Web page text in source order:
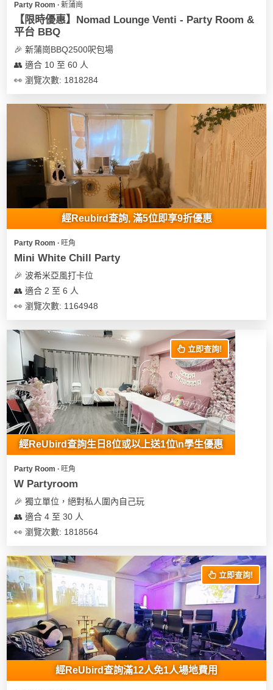
Party Room ∙ 新蒲崗
【限時優惠】Nomad Lounge Venti - Party Room &
平台 BBQ
🎉 新蒲崗BBQ2500呎包場
👥 適合 10 至 60 人
👀 瀏覽次數: 1818284
經Reubird查詢, 滿5位即享9折優惠
Party Room ∙ 旺角
Mini White Chill Party
🎉 波希米亞風打卡位
👥 適合 2 至 6 人
👀 瀏覽次數: 1164948
立即查詢!
經ReUbird查詢生日8位或以上送1位\n學生優惠
Party Room ∙ 旺角
W Partyroom
🎉 獨立單位，絕對私人圍內自己玩
👥 適合 4 至 30 人
👀 瀏覽次數: 1818564
立即查詢!
經ReUbird查詢滿12人免1人場地費用